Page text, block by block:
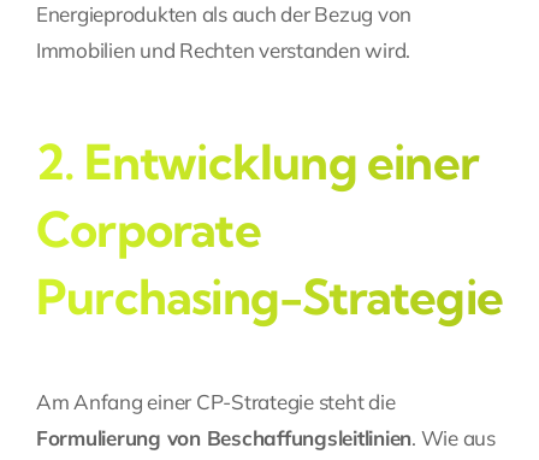
Energieprodukten als auch der Bezug von
Immobilien und Rechten verstanden wird.
2. Entwicklung einer
Corporate
Purchasing-Strategie
Am Anfang einer CP-Strategie steht die
Formulierung von Beschaffungsleitlinien. Wie aus